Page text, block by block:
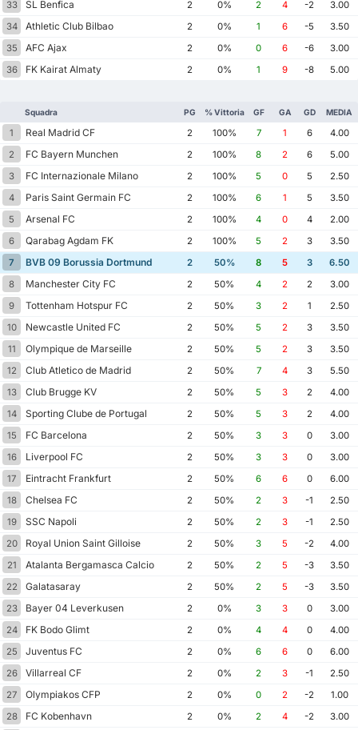
33
SL Benfica 2 0% 2 4 -2
3.00
34
Athletic Club Bilbao 2 0% 1 6 -5
3.50
35
AFC Ajax 2 0% 0 6 -6
3.00
36
FK Kairat Almaty 2 0% 1 9 -8 5.00
Squadra PG % Vittoria GF GA GD MEDIA
1 Real Madrid CF 2 100% 7 1 6
4.00
2
FC Bayern Munchen 2 100% 8 2 6
5.00
3
FC Internazionale Milano 2 100% 5 0 5
2.50
4
Paris Saint Germain FC 2 100% 6 1 5
3.50
5
Arsenal FC 2 100% 4 0 4
2.00
6
Qarabag Agdam FK 2 100% 5 2 3
3.50
7
BVB 09 Borussia Dortmund 2 50% 8 5 3
6.50
8
Manchester City FC 2 50% 4 2 2
3.00
9
Tottenham Hotspur FC 2 50% 3 2 1
2.50
10
Newcastle United FC 2 50% 5 2 3
3.50
11
Olympique de Marseille 2 50% 5 2 3
3.50
12
Club Atletico de Madrid 2 50% 7 4 3
5.50
13
Club Brugge KV 2 50% 5 3 2
4.00
14
Sporting Clube de Portugal 2 50% 5 3 2
4.00
15
FC Barcelona 2 50% 3 3 0
3.00
16
Liverpool FC 2 50% 3 3 0
3.00
17
Eintracht Frankfurt 2 50% 6 6 0
6.00
18
Chelsea FC 2 50% 2 3 -1
2.50
19
SSC Napoli 2 50% 2 3 -1
2.50
20
Royal Union Saint Gilloise 2 50% 3 5 -2
4.00
21
Atalanta Bergamasca Calcio 2 50% 2 5 -3
3.50
22
Galatasaray 2 50% 2 5 -3
3.50
23
Bayer 04 Leverkusen 2 0% 3 3 0
3.00
24
FK Bodo Glimt 2 0% 4 4 0
4.00
25
Juventus FC 2 0% 6 6 0
6.00
26
Villarreal CF 2 0% 2 3 -1
2.50
27
Olympiakos CFP 2 0% 0 2 -2
1.00
28
FC Kobenhavn 2 0% 2 4 -2
3.00